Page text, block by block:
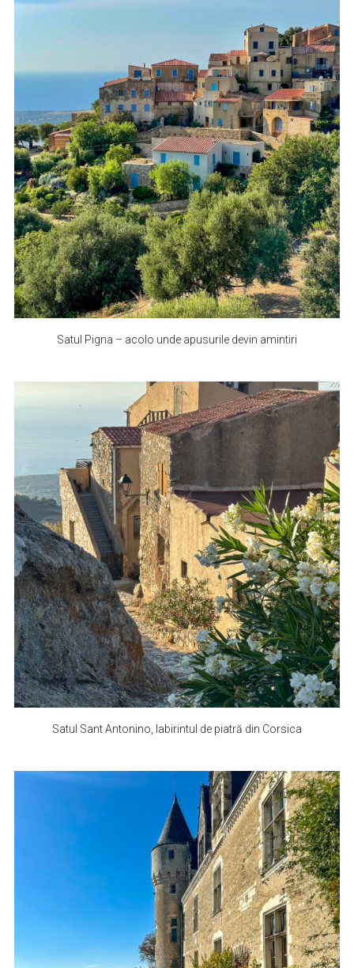
Satul Pigna – acolo unde apusurile devin amintiri
Satul Sant Antonino, labirintul de piatră din Corsica